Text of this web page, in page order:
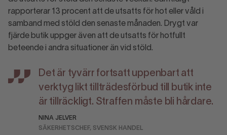
rapporterar 13 procent att de utsatts för hot eller våld i
samband med stöld den senaste månaden. Drygt var
fjärde butik uppger även att de utsatts för hotfullt
beteende i andra situationer än vid stöld.
Det är tyvärr fortsatt uppenbart att
verktyg likt tillträdesförbud till butik inte
är tillräckligt. Straffen måste bli hårdare.
NINA JELVER
SÄKERHETSCHEF, SVENSK HANDEL